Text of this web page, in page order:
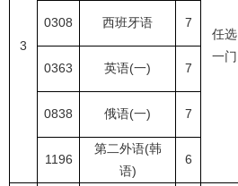
3
任选
一门
0308 西班牙语 7
0363 英语(一) 7
0838 俄语(一) 7
1196
第二外语(韩
语)
6